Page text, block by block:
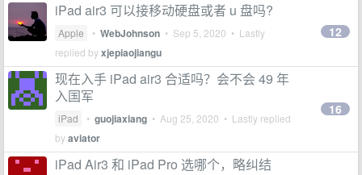
iPad air3 可以接移动硬盘或者 u 盘吗?
Apple • WebJohnson • Sep 5, 2020 • Lastly
replied byxjepiaojiangu
12
现在入手 iPad air3 合适吗？会不会 49 年
入国军
iPad • guojiaxiang • Aug 25, 2020 • Lastly replied
byaviator
16
iPad Air3 和 iPad Pro 选哪个，略纠结